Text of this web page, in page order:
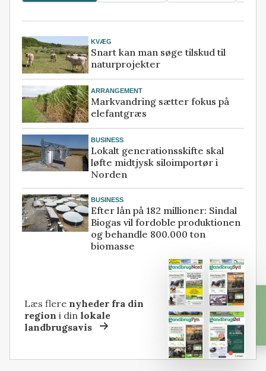
KVÆG
Snart kan man søge tilskud til
naturprojekter
ARRANGEMENT
Markvandring sætter fokus på
elefantgræs
BUSINESS
Lokalt generationsskifte skal
løfte midtjysk siloimportør i
Norden
BUSINESS
Efter lån på 182 millioner: Sindal
Biogas vil fordoble produktionen
og behandle 800.000 ton
biomasse
Læs flere nyheder fra din
region i dinlokale
landbrugsavis